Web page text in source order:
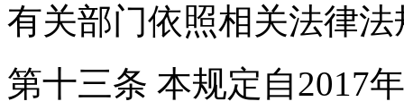
有关部门依照相关法律
第十三条 本规定自2017